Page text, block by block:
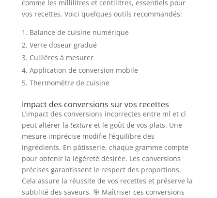
comme les millilitres et centilitres, essentiels pour
vos recettes. Voici quelques outils recommandés:
Balance de cuisine numérique
Verre doseur gradué
Cuillères à mesurer
Application de conversion mobile
Thermomètre de cuisine
Impact des conversions sur vos recettes
L’impact des conversions incorrectes entre ml et cl
peut altérer la textureet le goût de vos plats. Une
mesure imprécise modifie l’équilibre des
ingrédients. En pâtisserie, chaque gramme compte
pour obtenir la légèreté désirée. Les conversions
précises garantissent le respect des proportions.
Cela assure la réussite de vos recettes et préserve la
subtilité des saveurs. 🎯 Maîtriser ces conversions